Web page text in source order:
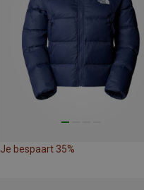
Je bespaart 35%